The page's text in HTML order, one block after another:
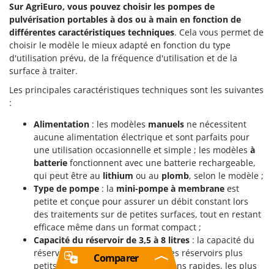
Sur AgriEuro, vous pouvez choisir les pompes de
pulvérisation portables à dos ou à main en fonction de
différentes caractéristiques techniques. Cela vous permet de
choisir le modèle le mieux adapté en fonction du type
d'utilisation prévu, de la fréquence d'utilisation et de la
surface à traiter.
Les principales caractéristiques techniques sont les suivantes
:
Alimentation : les modèles manuels ne nécessitent
aucune alimentation électrique et sont parfaits pour
une utilisation occasionnelle et simple ; les modèles à
batterie fonctionnent avec une batterie rechargeable,
qui peut être au lithium ou au plomb, selon le modèle ;
Type de pompe : la mini-pompe à membrane est
petite et conçue pour assurer un débit constant lors
des traitements sur de petites surfaces, tout en restant
efficace même dans un format compact ;
Capacité du réservoir de 3,5 à 8 litres : la capacité du
réservoir varie selon le modèle ; les réservoirs plus
petits sont adaptés aux interventions rapides, les plus
Comparer